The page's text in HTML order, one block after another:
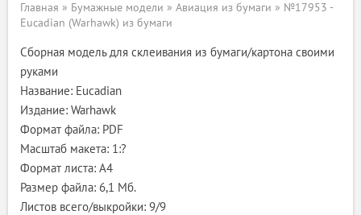
Главная » Бумажные модели » Авиация из бумаги » №17953 -
Eucadian (Warhawk) из бумаги
Сборная модель для склеивания из бумаги/картона своими
руками
Название: Eucadian
Издание: Warhawk
Формат файла: PDF
Масштаб макета: 1:?
Формат листа: A4
Размер файла: 6,1 Мб.
Листов всего/выкройки: 9/9